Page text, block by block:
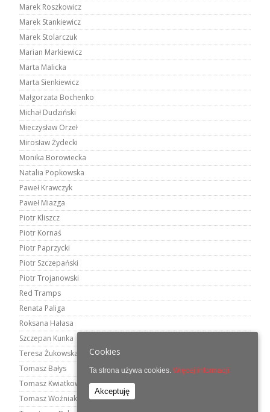
Marek Roszkowicz
Marek Stankiewicz
Marek Stolarczuk
Marian Markiewicz
Marta Malicka
Marta Sienkiewicz
Małgorzata Bochenko
Michał Dudziński
Mieczysław Orzeł
Mirosław Żydecki
Monika Borowiecka
Natalia Popkowska
Paweł Krawczyk
Paweł Miazga
Piotr Kliszcz
Piotr Kornaś
Piotr Paprzycki
Piotr Szczepański
Piotr Trojanowski
Red Tramps
Renata Paliga
Roksana Hałasa
Szczepan Kunka
Teresa Żukowska
Tomasz Bałys
Tomasz Kwiatkowski
Tomasz Woźniak
Cookies
Ta strona używa cookies. Więcej informacji.
Akceptuję